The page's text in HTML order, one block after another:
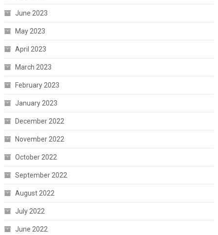
June 2023
May 2023
April 2023
March 2023
February 2023
January 2023
December 2022
November 2022
October 2022
September 2022
August 2022
July 2022
June 2022